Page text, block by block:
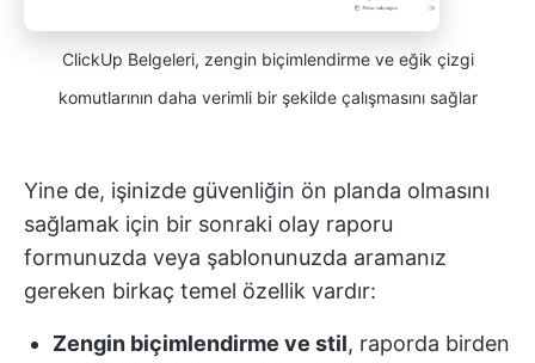
ClickUp Belgeleri, zengin biçimlendirme ve eğik çizgi
komutlarının daha verimli bir şekilde çalışmasını sağlar
Yine de, işinizde güvenliğin ön planda olmasını
sağlamak için bir sonraki olay raporu
formunuzda veya şablonunuzda aramanız
gereken birkaç temel özellik vardır:
Zengin biçimlendirme ve stil, raporda birden